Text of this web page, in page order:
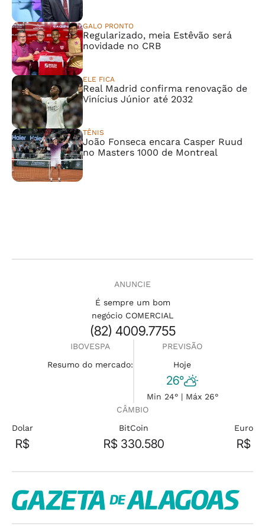
GALO PRONTO
Regularizado, meia Estêvão será
novidade no CRB
ELE FICA
Real Madrid confirma renovação de
Vinícius Júnior até 2032
TÊNIS
João Fonseca encara Casper Ruud
no Masters 1000 de Montreal
ANUNCIE
É sempre um bom
negócio COMERCIAL
(82) 4009.7755
IBOVESPA
Resumo do mercado:
PREVISÃO
Hoje
26°
Min 24° | Máx 26°
CÂMBIO
Dolar
R$
BitCoin
R$ 330.580
Euro
R$